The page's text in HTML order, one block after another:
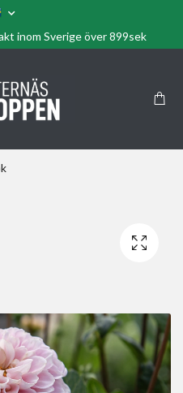
inom Sverige över 899sek